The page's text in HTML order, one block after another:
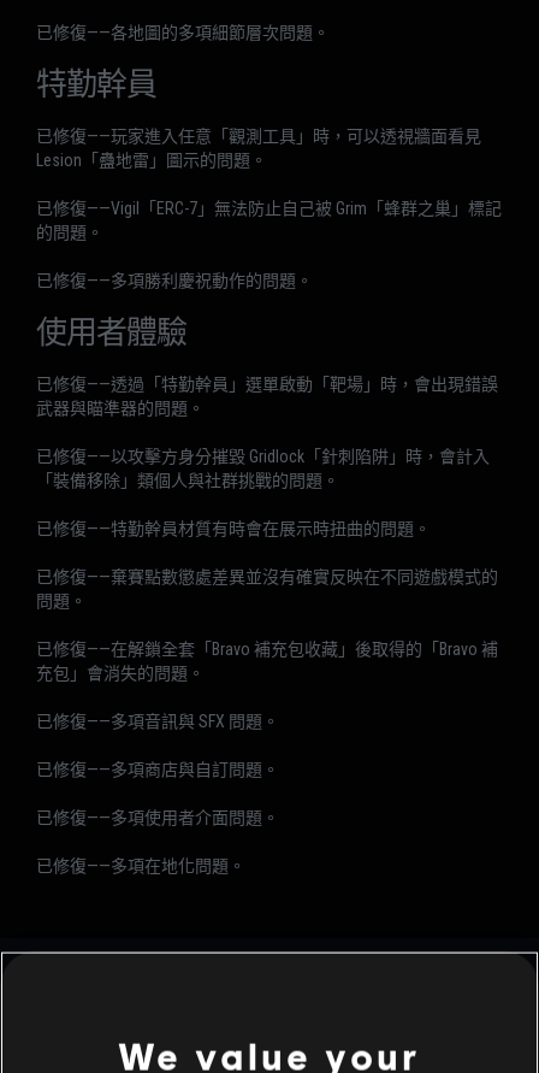
已修復——各地圖的多項細節層次問題。
特勤幹員
已修復——玩家進入任意「觀測工具」時，可以透視牆面看見
Lesion「蠱地雷」圖示的問題。
已修復——Vigil「ERC-7」無法防止自己被 Grim「蜂群之巢」標記
的問題。
已修復——多項勝利慶祝動作的問題。
使用者體驗
已修復——透過「特勤幹員」選單啟動「靶場」時，會出現錯誤
武器與瞄準器的問題。
已修復——以攻擊方身分摧毀 Gridlock「針刺陷阱」時，會計入
「裝備移除」類個人與社群挑戰的問題。
已修復——特勤幹員材質有時會在展示時扭曲的問題。
已修復——棄賽點數懲處差異並沒有確實反映在不同遊戲模式的
問題。
已修復——在解鎖全套「Bravo 補充包收藏」後取得的「Bravo 補
充包」會消失的問題。
已修復——多項音訊與 SFX 問題。
已修復——多項商店與自訂問題。
已修復——多項使用者介面問題。
已修復——多項在地化問題。
We value your